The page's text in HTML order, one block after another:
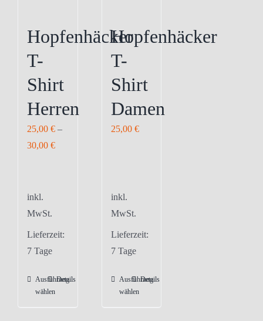
Hopfenhäcker
T-
Shirt
Herren
25,00 € –
30,00 €
inkl.
MwSt.
Lieferzeit:
7 Tage
Ausführung
wählen
Dieses
Produkt
Details
Hopfenhäcker
T-
Shirt
Damen
25,00 €
inkl.
MwSt.
Lieferzeit:
7 Tage
Ausführung
wählen
Dieses
Produkt
Details